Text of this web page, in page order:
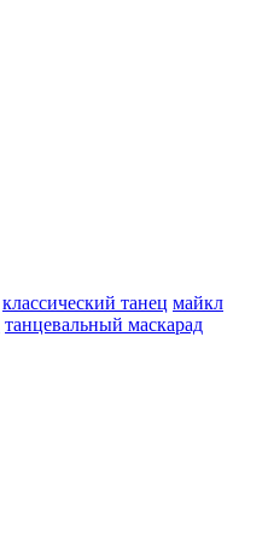
классический танец майкл
танцевальный маскарад